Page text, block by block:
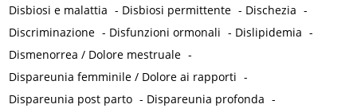
Disbiosi e malattia - Disbiosi permittente - Dischezia -
Discriminazione - Disfunzioni ormonali - Dislipidemia -
Dismenorrea / Dolore mestruale -
Dispareunia femminile / Dolore ai rapporti -
Dispareunia post parto - Dispareunia profonda -